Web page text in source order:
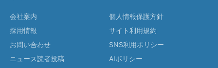
会社案内
採用情報
お問い合わせ
ニュース読者投稿
個人情報保護方針
サイト利用規約
SNS利用ポリシー
AIポリシー